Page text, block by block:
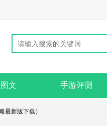
文 手游评测
最新版下载）